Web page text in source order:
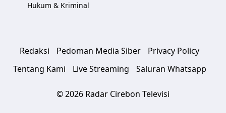
Hukum & Kriminal
Redaksi Pedoman Media Siber
Privacy Policy
Tentang Kami
Live Streaming Saluran Whatsapp
© 2026 Radar Cirebon Televisi